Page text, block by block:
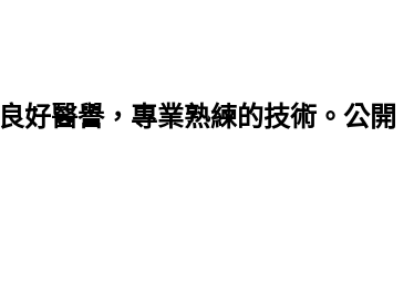
好醫譽，專業熟練的技術。公開